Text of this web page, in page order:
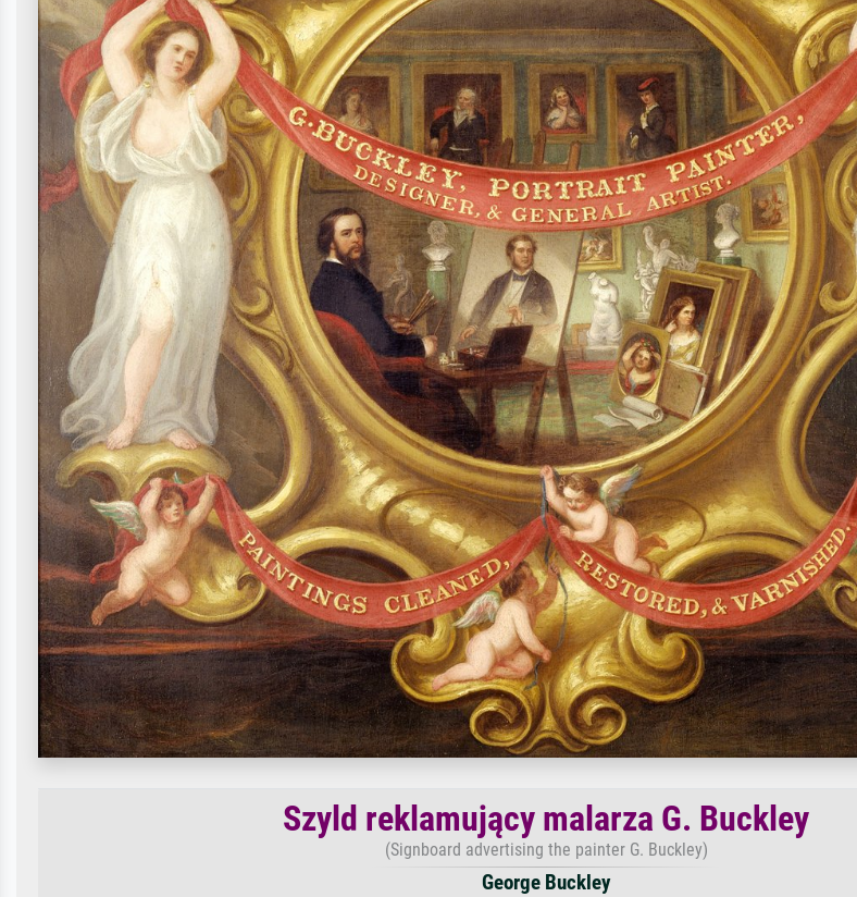
Szyld reklamujący malarza G. Buckley
(Signboard advertising the painter G. Buckley)
George Buckley